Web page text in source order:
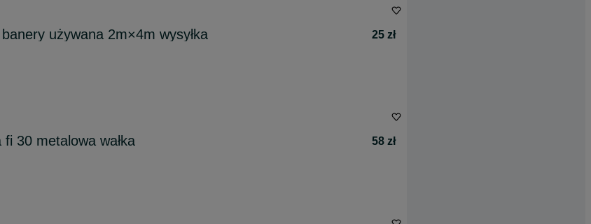
używana 2m×4m wysyłka 25 zł
30 metalowa wałka 58 zł